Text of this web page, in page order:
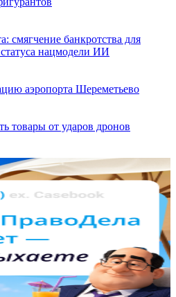
смягчение банкротства для
нацмодели ИИ
аэропорта Шереметьево
товары от ударов дронов